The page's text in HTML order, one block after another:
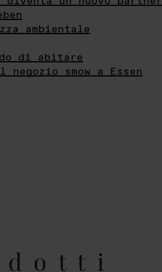
ambientale
di abitare
smow a Essen